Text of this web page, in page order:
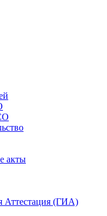
акты
Аттестация (ГИА)